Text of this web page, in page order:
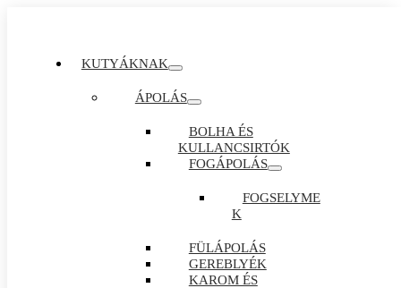
KUTYÁKNAK
ÁPOLÁS
BOLHA ÉS
KULLANCSIRTÓK
FOGÁPOLÁS
FOGSELYME
K
FÜLÁPOLÁS
GEREBLYÉK
KAROM ÉS